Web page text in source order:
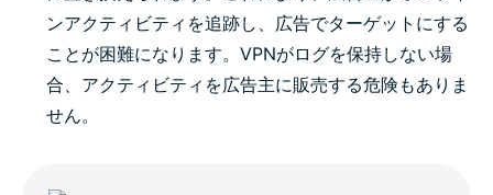
ンアクティビティを追跡し、広告でターゲットにする
ことが困難になります。VPNがログを保持しない場
合、アクティビティを広告主に販売する危険もありま
せん。